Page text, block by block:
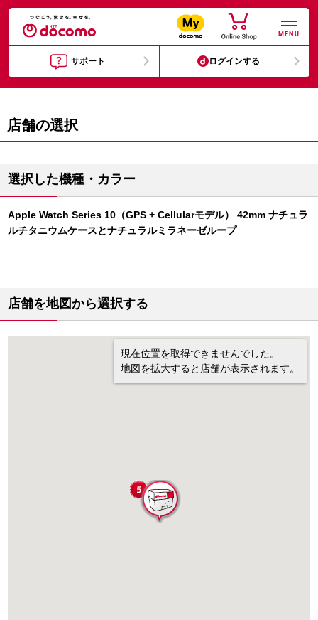
MENU
サポート ログインする
店舗の選択
選択した機種・カラー
Apple Watch Series 10（GPS + Cellularモデル） 42mm ナチュラ
ルチタニウムケースとナチュラルミラネーゼループ
店舗を地図から選択する
現在位置を取得できませんでした。
地図を拡大すると店舗が表示されます。